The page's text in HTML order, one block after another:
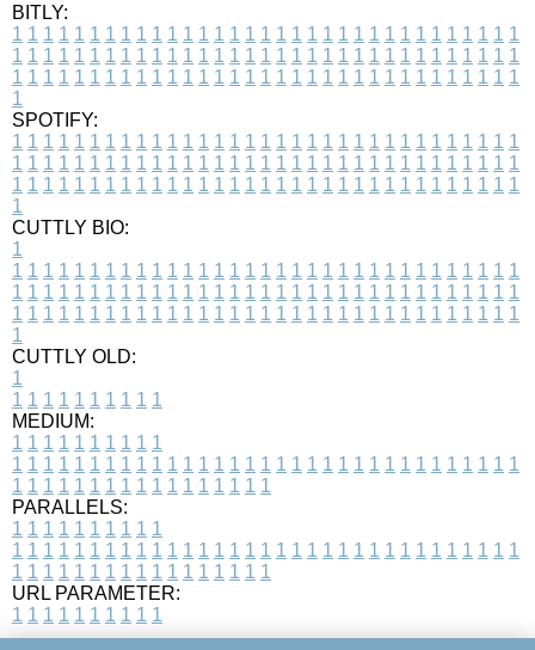
BITLY:
1 1 1 1 1 1 1 1 1 1 1 1 1 1 1 1 1 1 1 1 1 1 1 1 1 1 1 1 1 1 1 1 1
1 1 1 1 1 1 1 1 1 1 1 1 1 1 1 1 1 1 1 1 1 1 1 1 1 1 1 1 1 1 1 1 1
1 1 1 1 1 1 1 1 1 1 1 1 1 1 1 1 1 1 1 1 1 1 1 1 1 1 1 1 1 1 1 1 1
1
SPOTIFY:
1 1 1 1 1 1 1 1 1 1 1 1 1 1 1 1 1 1 1 1 1 1 1 1 1 1 1 1 1 1 1 1 1
1 1 1 1 1 1 1 1 1 1 1 1 1 1 1 1 1 1 1 1 1 1 1 1 1 1 1 1 1 1 1 1 1
1 1 1 1 1 1 1 1 1 1 1 1 1 1 1 1 1 1 1 1 1 1 1 1 1 1 1 1 1 1 1 1 1
1
CUTTLY BIO:
1
1 1 1 1 1 1 1 1 1 1 1 1 1 1 1 1 1 1 1 1 1 1 1 1 1 1 1 1 1 1 1 1 1
1 1 1 1 1 1 1 1 1 1 1 1 1 1 1 1 1 1 1 1 1 1 1 1 1 1 1 1 1 1 1 1 1
1 1 1 1 1 1 1 1 1 1 1 1 1 1 1 1 1 1 1 1 1 1 1 1 1 1 1 1 1 1 1 1 1
1
CUTTLY OLD:
1
1 1 1 1 1 1 1 1 1 1
MEDIUM:
1 1 1 1 1 1 1 1 1 1
1 1 1 1 1 1 1 1 1 1 1 1 1 1 1 1 1 1 1 1 1 1 1 1 1 1 1 1 1 1 1 1 1
1 1 1 1 1 1 1 1 1 1 1 1 1 1 1 1 1
PARALLELS:
1 1 1 1 1 1 1 1 1 1
1 1 1 1 1 1 1 1 1 1 1 1 1 1 1 1 1 1 1 1 1 1 1 1 1 1 1 1 1 1 1 1 1
1 1 1 1 1 1 1 1 1 1 1 1 1 1 1 1 1
URL PARAMETER:
1 1 1 1 1 1 1 1 1 1